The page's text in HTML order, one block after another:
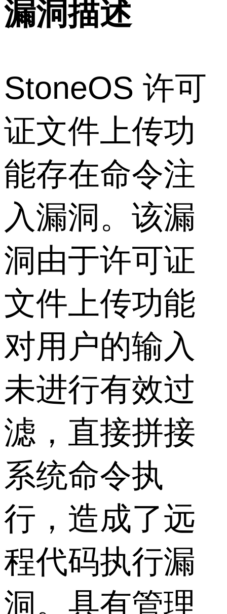
漏洞描述
StoneOS 许可
证文件上传功
能存在命令注
入漏洞。该漏
洞由于许可证
文件上传功能
对用户的输入
未进行有效过
滤，直接拼接
系统命令执
行，造成了远
程代码执行漏
洞。具有管理